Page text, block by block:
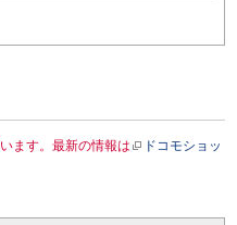
ます。最新の情報は
ドコモショッ